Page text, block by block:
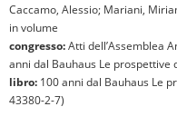
Caccamo, Alessio; Mariani,
in volume
congresso:Atti dell’Assemblea
anni dal Bauhaus Le prospettive
libro: 100 anni dal Bauhaus Le
43380-2-7)